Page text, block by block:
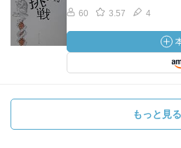
60 3.57 4
もっと見る